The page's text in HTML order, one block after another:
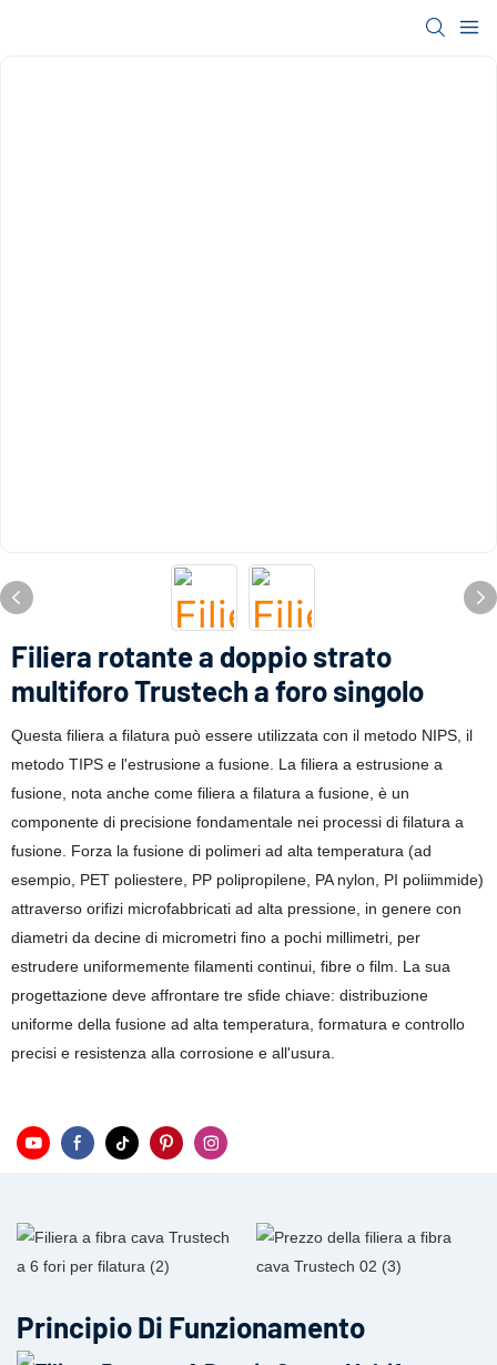
Filiera rotante a doppio strato
multiforo Trustech a foro singolo
Questa filiera a filatura può essere utilizzata con il metodo NIPS, il
metodo TIPS e l'estrusione a fusione. La filiera a estrusione a
fusione, nota anche come filiera a filatura a fusione, è un
componente di precisione fondamentale nei processi di filatura a
fusione. Forza la fusione di polimeri ad alta temperatura (ad
esempio, PET poliestere, PP polipropilene, PA nylon, PI poliimmide)
attraverso orifizi microfabbricati ad alta pressione, in genere con
diametri da decine di micrometri fino a pochi millimetri, per
estrudere uniformemente filamenti continui, fibre o film. La sua
progettazione deve affrontare tre sfide chiave: distribuzione
uniforme della fusione ad alta temperatura, formatura e controllo
precisi e resistenza alla corrosione e all'usura.
Principio Di Funzionamento